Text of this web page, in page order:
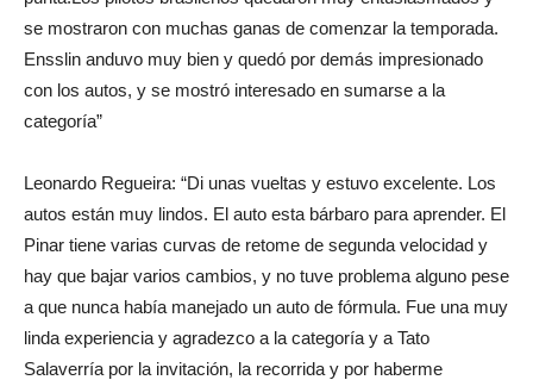
se mostraron con muchas ganas de comenzar la temporada.
Ensslin anduvo muy bien y quedó por demás impresionado
con los autos, y se mostró interesado en sumarse a la
categoría”
Leonardo Regueira: “Di unas vueltas y estuvo excelente. Los
autos están muy lindos. El auto esta bárbaro para aprender. El
Pinar tiene varias curvas de retome de segunda velocidad y
hay que bajar varios cambios, y no tuve problema alguno pese
a que nunca había manejado un auto de fórmula. Fue una muy
linda experiencia y agradezco a la categoría y a Tato
Salaverría por la invitación, la recorrida y por haberme